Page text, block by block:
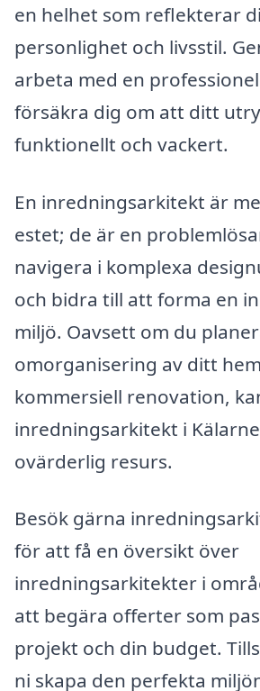
en helhet som reflekterar
personlighet och livsstil.
arbeta med en
försäkra dig om att ditt
funktionellt och vackert.
En inredningsarkitekt är
estet; de är en
navigera i komplexa
och bidra till att forma en
miljö. Oavsett om du
omorganisering av ditt
kommersiell renovation,
inredningsarkitekt i
ovärderlig resurs.
Besök gärna
för att få en översikt över
inredningsarkitekter i
att begära offerter som
projekt och din budget.
ni skapa den perfekta